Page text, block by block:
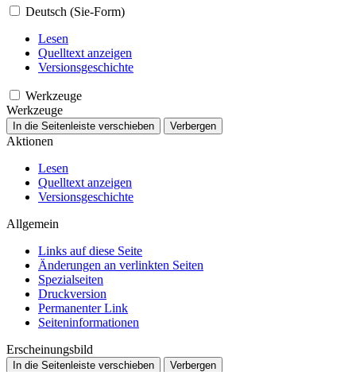
Deutsch (Sie-Form)
Lesen
Quelltext anzeigen
Versionsgeschichte
Werkzeuge
Werkzeuge
In die Seitenleiste verschieben Verbergen
Aktionen
Lesen
Quelltext anzeigen
Versionsgeschichte
Allgemein
Links auf diese Seite
Änderungen an verlinkten Seiten
Spezialseiten
Druckversion
Permanenter Link
Seiten­­informationen
Erscheinungsbild
In die Seitenleiste verschieben Verbergen